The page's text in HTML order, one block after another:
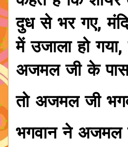
दुध से भर गए,
में उजाला हो
अजमल जी के पास
तो अजमल जी
भगवान ने अजमल